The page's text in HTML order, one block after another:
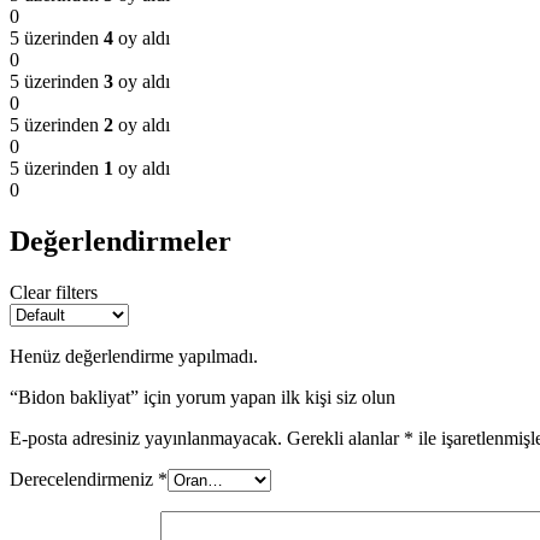
0
5 üzerinden 4 oy aldı
0
5 üzerinden 3 oy aldı
0
5 üzerinden 2 oy aldı
0
5 üzerinden 1 oy aldı
0
Değerlendirmeler
Clear filters
Henüz değerlendirme yapılmadı.
“Bidon bakliyat” için yorum yapan ilk kişi siz olun
E-posta adresiniz yayınlanmayacak. Gerekli alanlar * ile
Derecelendirmeniz *